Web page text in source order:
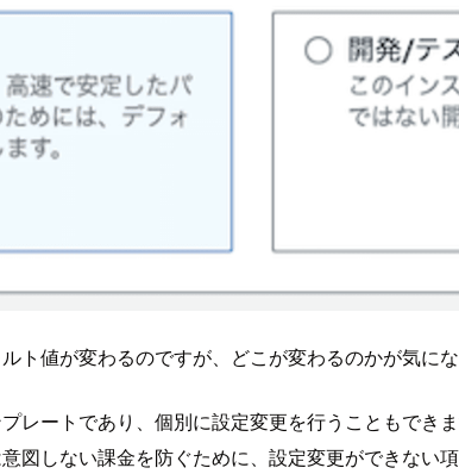
ト値が変わるのですが、どこが変わるのかが気に
レートであり、個別に設定変更を行うこともできま
図しない課金を防ぐために、設定変更ができない項